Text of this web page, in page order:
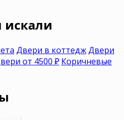
искали
Двери в коттеджДвери
от 4500 ₽ Коричневые